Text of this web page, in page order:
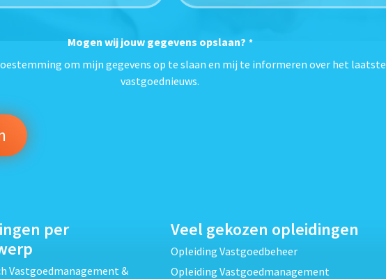
Mogen wij jouw gegevens opslaan? *
om mijn gegevens op te slaan en mij te informeren over het laatste
vastgoednieuws.
per
Vastgoedmanagement &
Veel gekozen opleidingen
Opleiding Vastgoedbeheer
Opleiding Vastgoedmanagement